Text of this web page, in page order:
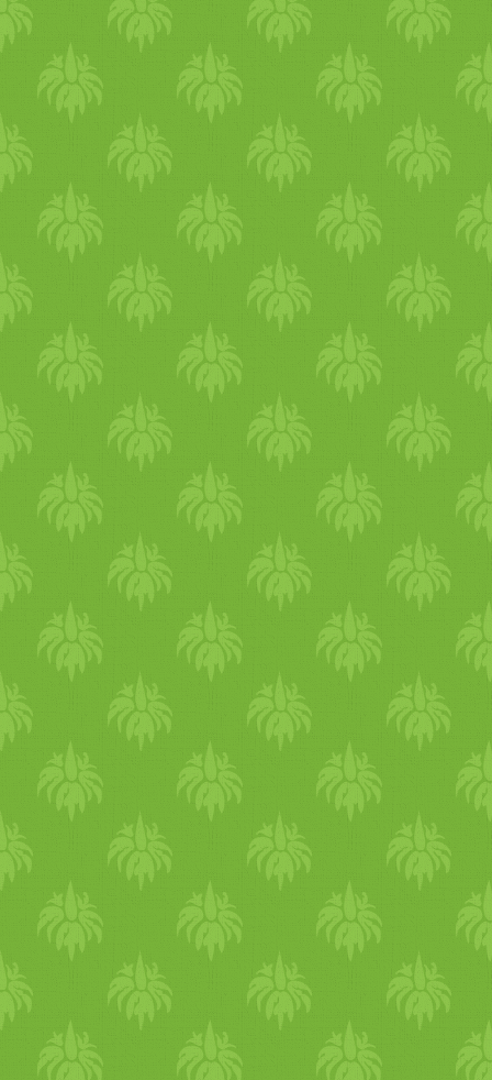
a visszavonulás: legyen.
Azoktóber nagy változást
az öltözködésben is. Öltözz
rétegesen, melegen. Vedd elő
a kabátot, sapkát, kesztyűt,
vastagharisnyát, meleg
pulóvert mellényt, csizmát.
lábadat is tartsd melegen,
használj gyapjúzoknit,
papucsot és az utcára
melegcipőt. A
bekuckózáshoz, otthoni
melegen tartáshoz vegyél elő
vastagabb otthoni ruhákat,
meleg plédeket,
melegvizes palackot. Legyen
egy jó napi rutinod Próbálj
rendszerességet vinni az